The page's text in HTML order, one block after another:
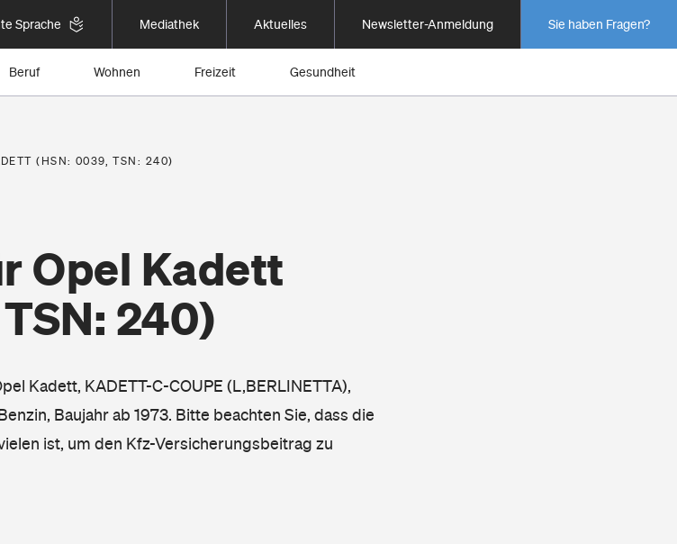
Sprache Mediathek Aktuelles Newsletter-Anmeldung Sie haben Fragen?
Beruf Wohnen Freizeit Gesundheit
(HSN: 0039, TSN: 240)
Opel Kadett
240)
Kadett, KADETT-C-COUPE (L,BERLINETTA),
Baujahr ab 1973. Bitte beachten Sie, dass die
ist, um den Kfz-Versicherungsbeitrag zu